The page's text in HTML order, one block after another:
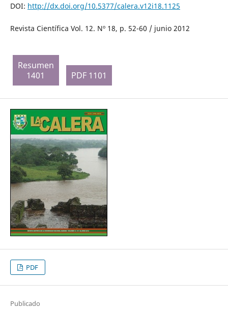
DOI: http://dx.doi.org/10.5377/calera.v12i18.1125
Revista Científica Vol. 12. Nº 18, p. 52-60 / junio 2012
Resumen
1401
PDF 1101
PDF
Publicado